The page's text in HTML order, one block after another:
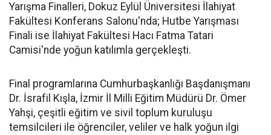
Yarışma Finalleri, Dokuz Eylül Üniversitesi İlahiyat
Fakültesi Konferans Salonu'nda; Hutbe Yarışması
Finali ise İlahiyat Fakültesi Hacı Fatma Tatari
Camisi'nde yoğun katılımla gerçekleşti.
Final programlarına Cumhurbaşkanlığı Başdanışmanı
Dr. İsrafil Kışla, İzmir İl Milli Eğitim Müdürü Dr. Ömer
Yahşi, çeşitli eğitim ve sivil toplum kuruluşu
temsilcileri ile öğrenciler, veliler ve halk yoğun ilgi